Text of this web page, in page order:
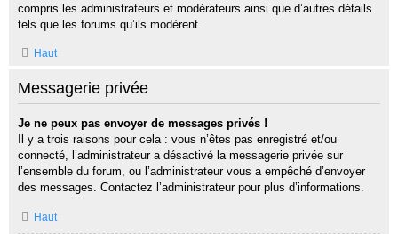
compris les administrateurs et modérateurs ainsi que d’autres détails
tels que les forums qu’ils modèrent.
Haut
Messagerie privée
Je ne peux pas envoyer de messages privés !
Il y a trois raisons pour cela : vous n’êtes pas enregistré et/ou
connecté, l’administrateur a désactivé la messagerie privée sur
l’ensemble du forum, ou l’administrateur vous a empêché d’envoyer
des messages. Contactez l’administrateur pour plus d’informations.
Haut